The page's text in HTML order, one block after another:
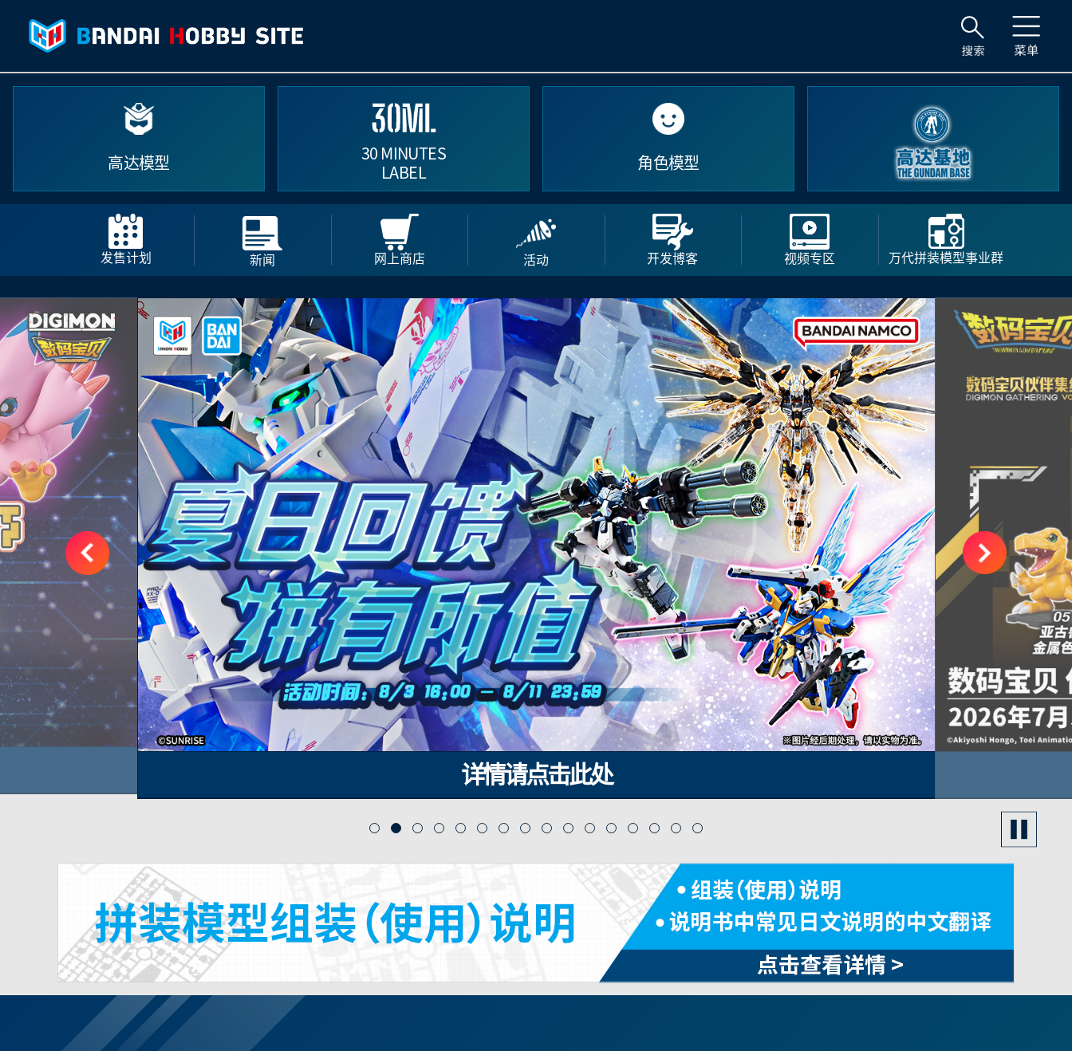
楼一座
高达模型
30 MINUTES
LABEL
角色模型
发售计划 新闻 网上商店 活动 开发博客 视频专区 万代拼装模型事业群
详情请点击此处